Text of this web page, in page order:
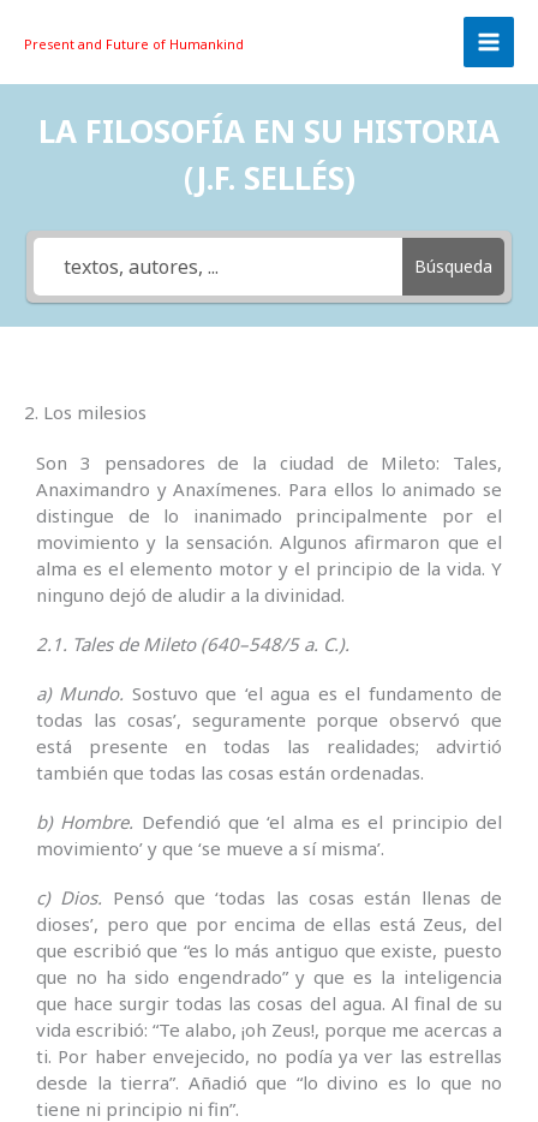
Present and Future of Humankind
LA FILOSOFÍA EN SU HISTORIA
(J.F. SELLÉS)
Búsqueda
2. Los milesios
Son 3 pensadores de la ciudad de Mileto: Tales,
Anaximandro y Anaxímenes. Para ellos lo animado se
distingue de lo inanimado principalmente por el
movimiento y la sensación. Algunos afirmaron que el
alma es el elemento motor y el principio de la vida. Y
ninguno dejó de aludir a la divinidad.
2.1. Tales de Mileto (640–548/5 a. C.).
a) Mundo. Sostuvo que ‘el agua es el fundamento de
todas las cosas’, seguramente porque observó que
está presente en todas las realidades; advirtió
también que todas las cosas están ordenadas.
b) Hombre. Defendió que ‘el alma es el principio del
movimiento’ y que ‘se mueve a sí misma’.
c) Dios. Pensó que ‘todas las cosas están llenas de
dioses’, pero que por encima de ellas está Zeus, del
que escribió que “es lo más antiguo que existe, puesto
que no ha sido engendrado” y que es la inteligencia
que hace surgir todas las cosas del agua. Al final de su
vida escribió: “Te alabo, ¡oh Zeus!, porque me acercas a
ti. Por haber envejecido, no podía ya ver las estrellas
desde la tierra”. Añadió que “lo divino es lo que no
tiene ni principio ni fin”.